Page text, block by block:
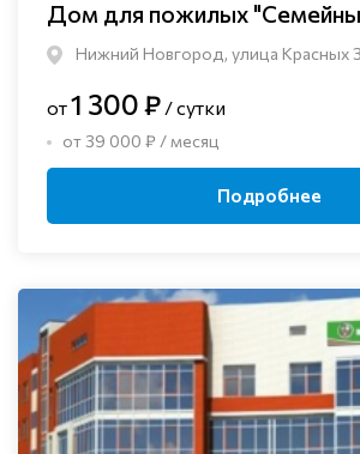
Дом для пожилых
Нижний Новгород, улица Красных
от1 300 ₽ / сутки
от 39 000 ₽ / месяц
Подробнее